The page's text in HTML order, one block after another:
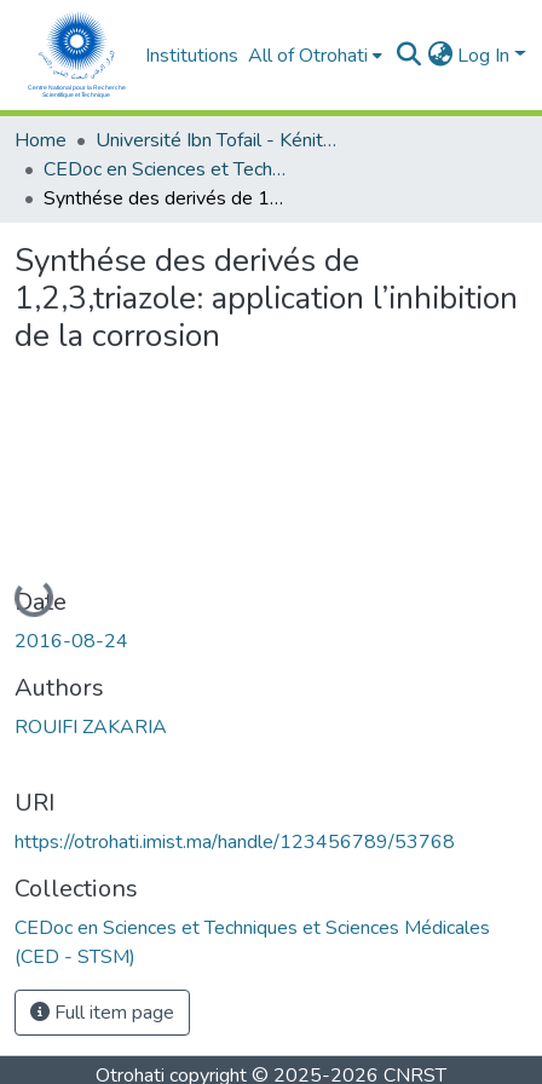
Institutions All of Otrohati Log In
Home
Université Ibn Tofail - Kénitra
CEDoc en Sciences et Techniques et Sciences Médicales (CED - STSM)
Synthése des derivés de 1,2,3,triazole: application l’inhibition de la corrosion
Synthése des derivés de
1,2,3,triazole: application l’inhibition
de la corrosion
Loading...
Date
2016-08-24
Authors
ROUIFI ZAKARIA
URI
https://otrohati.imist.ma/handle/123456789/53768
Collections
CEDoc en Sciences et Techniques et Sciences Médicales
(CED - STSM)
Full item page
Otrohati copyright © 2025-2026 CNRST